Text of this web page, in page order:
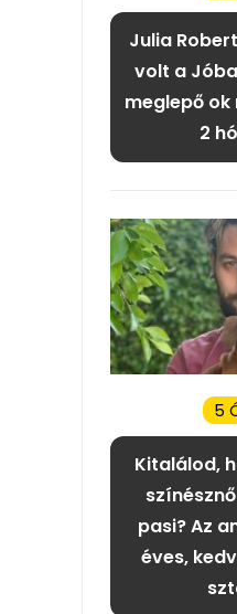
Julia
volt a
meglepő
2
5
Kitalálod,
pasi? Az
éves,